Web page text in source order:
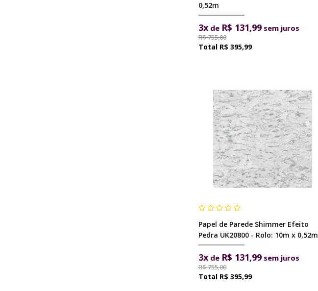
0,52m
3xde R$ 131,99sem juros
R$ 755,00
R$ 395,99
Papel de Parede Shimmer Efeito
Pedra UK20800 - Rolo: 10m x 0,52m
3xde R$ 131,99sem juros
R$ 755,00
R$ 395,99